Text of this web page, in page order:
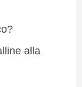
alla